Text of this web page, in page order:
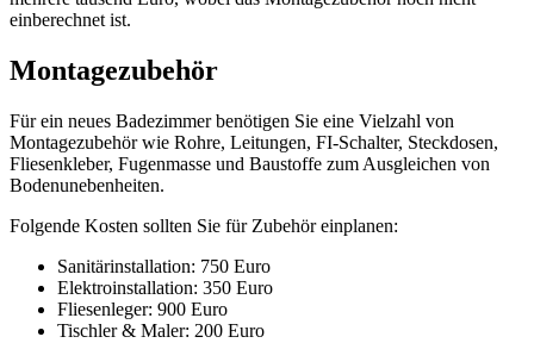
einberechnet ist.
Montagezubehör
Für ein neues Badezimmer benötigen Sie eine Vielzahl von
Montagezubehör wie Rohre, Leitungen, FI-Schalter, Steckdosen,
Fliesenkleber, Fugenmasse und Baustoffe zum Ausgleichen von
Bodenunebenheiten.
Folgende Kosten sollten Sie für Zubehör einplanen:
Sanitärinstallation: 750 Euro
Elektroinstallation: 350 Euro
Fliesenleger: 900 Euro
Tischler & Maler: 200 Euro